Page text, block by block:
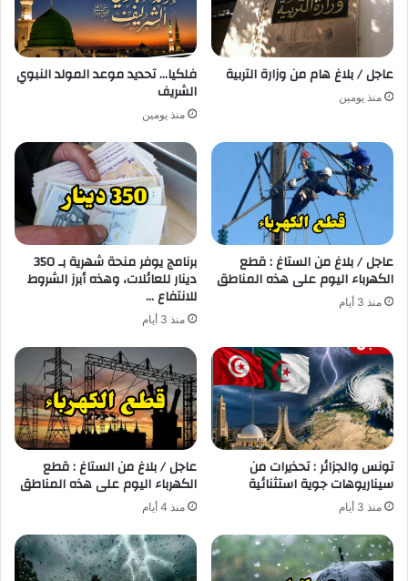
عاجل / بلاغ هام من وزارة التربية
منذ يومين
فلكيا… تحديد موعد المولد النبوي
الشريف
منذ يومين
عاجل / بلاغ من الستاغ : قطع
الكهرباء اليوم على هذه المناطق
منذ 3 أيام
برنامج يوفر منحة شهرية بـ 350
دينار للعائلات، وهذه أبرز الشروط
للانتفاع …
منذ 3 أيام
تونس والجزائر : تحذيرات من
سيناريوهات جوية استثنائية
منذ 3 أيام
عاجل / بلاغ من الستاغ : قطع
الكهرباء اليوم على هذه المناطق
منذ 4 أيام